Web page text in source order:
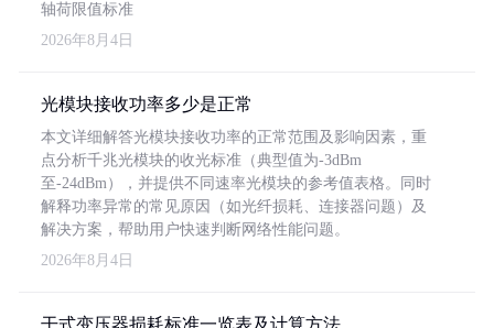
轴荷限值标准
2026年8月4日
光模块接收功率多少是正常
本文详细解答光模块接收功率的正常范围及影响因素，重
点分析千兆光模块的收光标准（典型值为-3dBm
至-24dBm），并提供不同速率光模块的参考值表格。同时
解释功率异常的常见原因（如光纤损耗、连接器问题）及
解决方案，帮助用户快速判断网络性能问题。
2026年8月4日
干式变压器损耗标准一览表及计算方法